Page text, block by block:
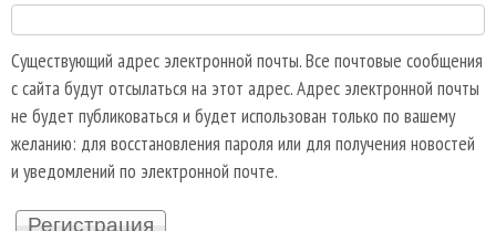
Существующий адрес электронной почты. Все почтовые сообщения
с сайта будут отсылаться на этот адрес. Адрес электронной почты
не будет публиковаться и будет использован только по вашему
желанию: для восстановления пароля или для получения новостей
и уведомлений по электронной почте.